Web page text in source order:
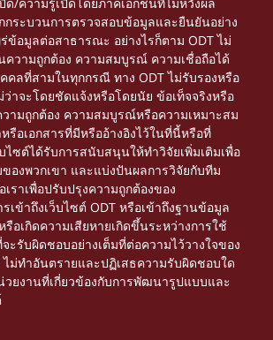
กระบวนการตรวจสอบข้อมูลและยืนยันอย่าง
ข้อมูลต่อสาธารณะ อย่างไรก็ตาม ODT ไม่
ความถูกต้อง ความสมบูรณ์ ความเชื่อถือได้
คลที่สามในทุกกรณี ทาง ODT ไม่รับรองหรือ
าจะโดยชัดแจ้งหรือโดยนัย ข้อเท็จจริงหรือ
วามถูกต้อง ความสมบูรณ์หรือความเหมาะสม
รือเอกสารที่มีหรืออ้างอิงไว้ในที่นี้หรือที่
ไซต์ได้รับการสนับสนุนให้ทำวิจัยเพิ่มเติมเพื่อ
องพวกเขา และแบ่งปันผลการวิจัยกับทีม
เราเพื่อปรับปรุงความถูกต้องของ
เข้าถึงเว็บไซต์ ODT หรือเข้าถึงฐานข้อมูล
อเกิดความเสียหายเกิดขึ้นระหว่างการใช้
ะรับผิดชอบอย่างเต็มที่ต่อความไว้วางใจของ
ม่ทำอันตรายและปฏิเสธความรับผิดชอบใด
ยงานที่เกี่ยวข้องกับการพัฒนารูปแบบและ